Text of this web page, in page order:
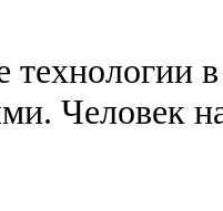
Человек